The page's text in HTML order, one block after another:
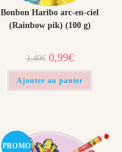
Bonbon Haribo arc-en-ciel​
(Rainbow pik) (100 g)
1,49€ Le
prix
initial
était :
1,49€.
0,99€Le
prix
actuel
est :
0,99€.
Ajouter au panier
PROMO